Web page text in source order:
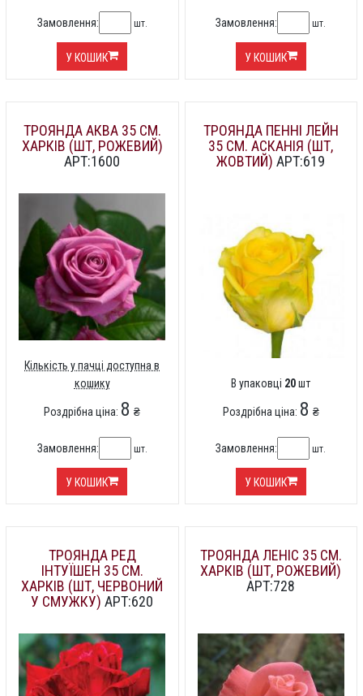
Замовлення: шт.
У КОШИК
Замовлення: шт.
У КОШИК
ТРОЯНДА АКВА 35 СМ.
ХАРКІВ (ШТ, РОЖЕВИЙ)
АРТ:1600
Кількість у пачці доступна в
кошику
Роздрібна ціна: 8 ₴
Замовлення: шт.
У КОШИК
ТРОЯНДА ПЕННІ ЛЕЙН
35 СМ. АСКАНІЯ (ШТ,
ЖОВТИЙ) АРТ:619
В упаковці 20шт
Роздрібна ціна: 8 ₴
Замовлення: шт.
У КОШИК
ТРОЯНДА РЕД
ІНТУЇШЕН 35 СМ.
ХАРКІВ (ШТ, ЧЕРВОНИЙ
У СМУЖКУ) АРТ:620
ТРОЯНДА ЛЕНІС 35 СМ.
ХАРКІВ (ШТ, РОЖЕВИЙ)
АРТ:728